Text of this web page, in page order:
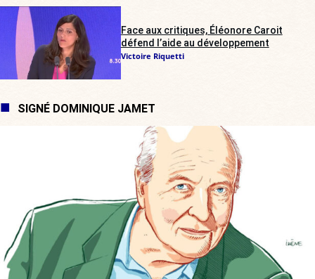
Face aux critiques, Éléonore Caroit
défend l’aide au développement
Victoire Riquetti
SIGNÉ DOMINIQUE JAMET